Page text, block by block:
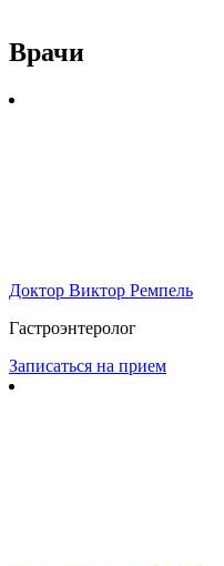
Врачи
Доктор Виктор Ремпель
Гастроэнтеролог
Записаться на прием